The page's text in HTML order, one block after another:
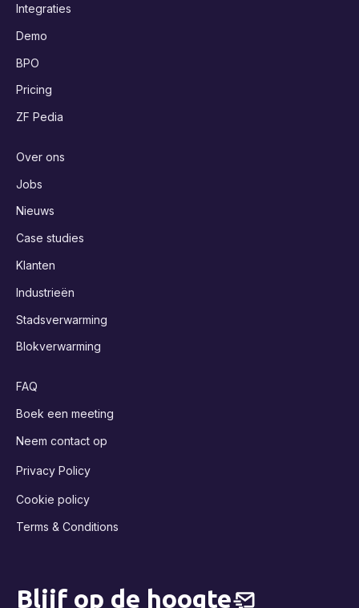
Integraties
Demo
BPO
Pricing
ZF Pedia
Over ons
Jobs
Nieuws
Case studies
Klanten
Industrieën
Stadsverwarming
Blokverwarming
FAQ
Boek een meeting
Neem contact op
Privacy Policy
Cookie policy
Terms & Conditions
Blijf op de hoogte